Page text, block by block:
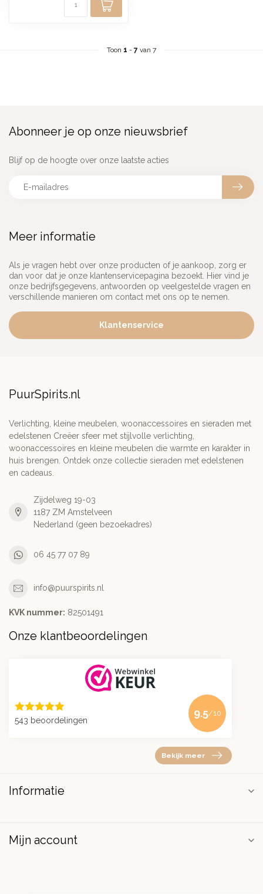
Toon 1 - 7 van 7
Meer informatie
Als je vragen hebt over onze producten of je aankoop, zorg er
dan voor dat je onze klantenservicepagina bezoekt. Hier vind je
onze bedrijfsgegevens, antwoorden op veelgestelde vragen en
verschillende manieren om contact met ons op te nemen.
Klantenservice
Abonneer je op onze nieuwsbrief
Blijf op de hoogte over onze laatste acties
PuurSpirits.nl
Verlichting, kleine meubelen, woonaccessoires en sieraden met
edelstenen Creëer sfeer met stijlvolle verlichting,
woonaccessoires en kleine meubelen die warmte en karakter in
huis brengen. Ontdek onze collectie sieraden met edelstenen
en cadeaus.
Zijdelweg 19-03
1187 ZM Amstelveen
Nederland (geen bezoekadres)
06 45 77 07 89
info@puurspirits.nl
KVK nummer: 82501491
Onze klantbeoordelingen
543 beoordelingen
9.5/10
Bekijk meer
Informatie
Mijn account